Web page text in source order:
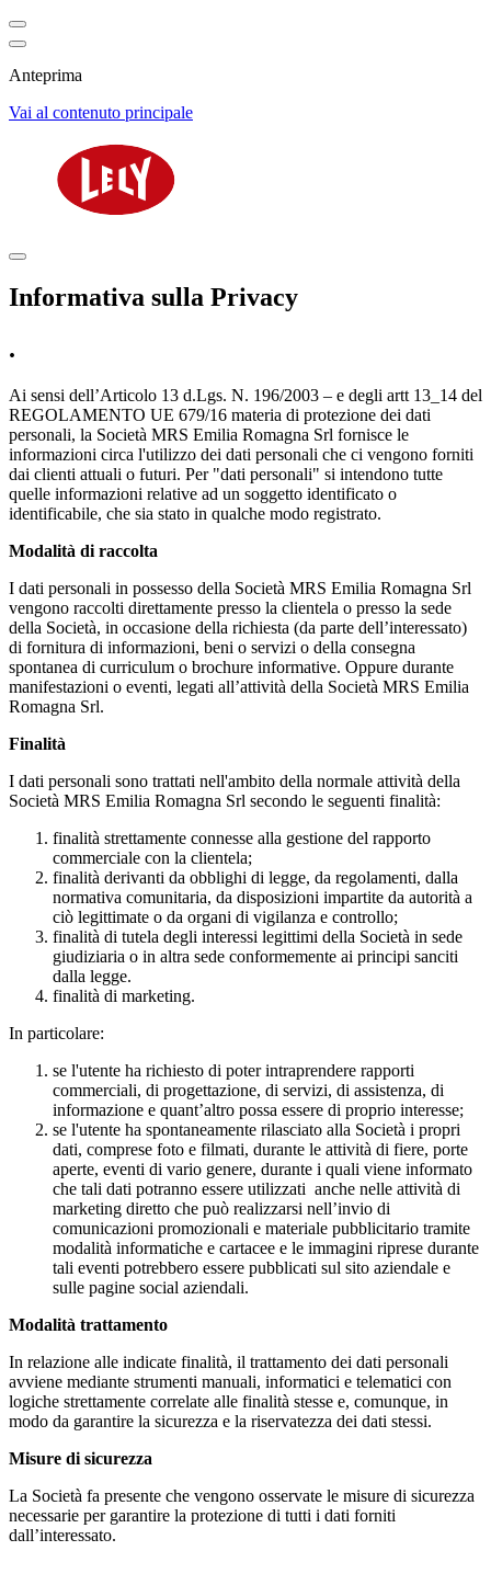
Anteprima
Vai al contenuto principale
Informativa sulla Privacy
.
Ai sensi dell’Articolo 13 d.Lgs. N. 196/2003 – e degli artt 13_14 del
REGOLAMENTO UE 679/16 materia di protezione dei dati
personali, la Società MRS Emilia Romagna Srl fornisce le
informazioni circa l'utilizzo dei dati personali che ci vengono forniti
dai clienti attuali o futuri. Per "dati personali" si intendono tutte
quelle informazioni relative ad un soggetto identificato o
identificabile, che sia stato in qualche modo registrato.
Modalità di raccolta
I dati personali in possesso della Società MRS Emilia Romagna Srl
vengono raccolti direttamente presso la clientela o presso la sede
della Società, in occasione della richiesta (da parte dell’interessato)
di fornitura di informazioni, beni o servizi o della consegna
spontanea di curriculum o brochure informative. Oppure durante
manifestazioni o eventi, legati all’attività della Società MRS Emilia
Romagna Srl.
Finalità
I dati personali sono trattati nell'ambito della normale attività della
Società MRS Emilia Romagna Srl secondo le seguenti finalità:
finalità strettamente connesse alla gestione del rapporto
commerciale con la clientela;
finalità derivanti da obblighi di legge, da regolamenti, dalla
normativa comunitaria, da disposizioni impartite da autorità a
ciò legittimate o da organi di vigilanza e controllo;
finalità di tutela degli interessi legittimi della Società in sede
giudiziaria o in altra sede conformemente ai principi sanciti
dalla legge.
finalità di marketing.
In particolare:
se l'utente ha richiesto di poter intraprendere rapporti
commerciali, di progettazione, di servizi, di assistenza, di
informazione e quant’altro possa essere di proprio interesse;
se l'utente ha spontaneamente rilasciato alla Società i propri
dati, comprese foto e filmati, durante le attività di fiere, porte
aperte, eventi di vario genere, durante i quali viene informato
che tali dati potranno essere utilizzati anche nelle attività di
marketing diretto che può realizzarsi nell’invio di
comunicazioni promozionali e materiale pubblicitario tramite
modalità informatiche e cartacee e le immagini riprese durante
tali eventi potrebbero essere pubblicati sul sito aziendale e
sulle pagine social aziendali.
Modalità trattamento
In relazione alle indicate finalità, il trattamento dei dati personali
avviene mediante strumenti manuali, informatici e telematici con
logiche strettamente correlate alle finalità stesse e, comunque, in
modo da garantire la sicurezza e la riservatezza dei dati stessi.
Misure di sicurezza
La Società fa presente che vengono osservate le misure di sicurezza
necessarie per garantire la protezione di tutti i dati forniti
dall’interessato.